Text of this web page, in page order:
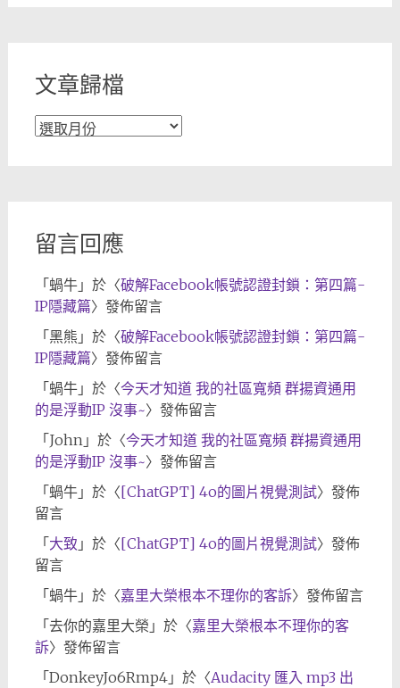
文章歸檔
文
留言回應
「蝸牛」於〈破解Facebook帳號認證封鎖：第四篇-
IP隱藏篇〉發佈留言
「黑熊 」於〈破解Facebook帳號認證封鎖：第四篇-
IP隱藏篇〉發佈留言
「蝸牛」於〈今天才知道 我的社區寬頻 群揚資通用
的是浮動IP 沒事~〉發佈留言
「John 」於〈今天才知道 我的社區寬頻 群揚資通用
的是浮動IP 沒事~〉發佈留言
「蝸牛」於〈[ChatGPT] 4o的圖片視覺測試〉發佈
留言
「大致 」於〈[ChatGPT] 4o的圖片視覺測試〉發佈
留言
「蝸牛」於〈嘉里大榮根本不理你的客訴〉發佈留言
「去你的嘉里大榮 」於〈嘉里大榮根本不理你的客
訴〉發佈留言
「DonkeyJo6Rmp4」於〈Audacity 匯入 mp3 出